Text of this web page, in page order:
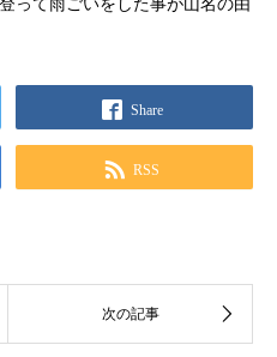
って雨ごいをした事が山名の由
Share
RSS